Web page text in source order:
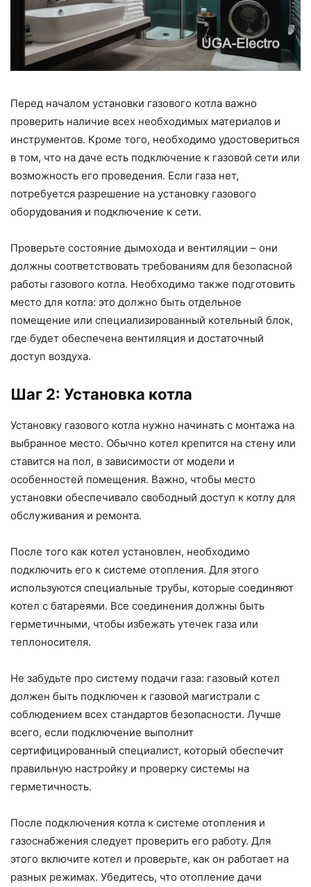
Перед началом установки газового котла важно
проверить наличие всех необходимых материалов и
инструментов. Кроме того, необходимо удостовериться
в том, что на даче есть подключение к газовой сети или
возможность его проведения. Если газа нет,
потребуется разрешение на установку газового
оборудования и подключение к сети.
Проверьте состояние дымохода и вентиляции – они
должны соответствовать требованиям для безопасной
работы газового котла. Необходимо также подготовить
место для котла: это должно быть отдельное
помещение или специализированный котельный блок,
где будет обеспечена вентиляция и достаточный
доступ воздуха.
Шаг 2: Установка котла
Установку газового котла нужно начинать с монтажа на
выбранное место. Обычно котел крепится на стену или
ставится на пол, в зависимости от модели и
особенностей помещения. Важно, чтобы место
установки обеспечивало свободный доступ к котлу для
обслуживания и ремонта.
После того как котел установлен, необходимо
подключить его к системе отопления. Для этого
используются специальные трубы, которые соединяют
котел с батареями. Все соединения должны быть
герметичными, чтобы избежать утечек газа или
теплоносителя.
Не забудьте про систему подачи газа: газовый котел
должен быть подключен к газовой магистрали с
соблюдением всех стандартов безопасности. Лучше
всего, если подключение выполнит
сертифицированный специалист, который обеспечит
правильную настройку и проверку системы на
герметичность.
После подключения котла к системе отопления и
газоснабжения следует проверить его работу. Для
этого включите котел и проверьте, как он работает на
разных режимах. Убедитесь, что отопление дачи